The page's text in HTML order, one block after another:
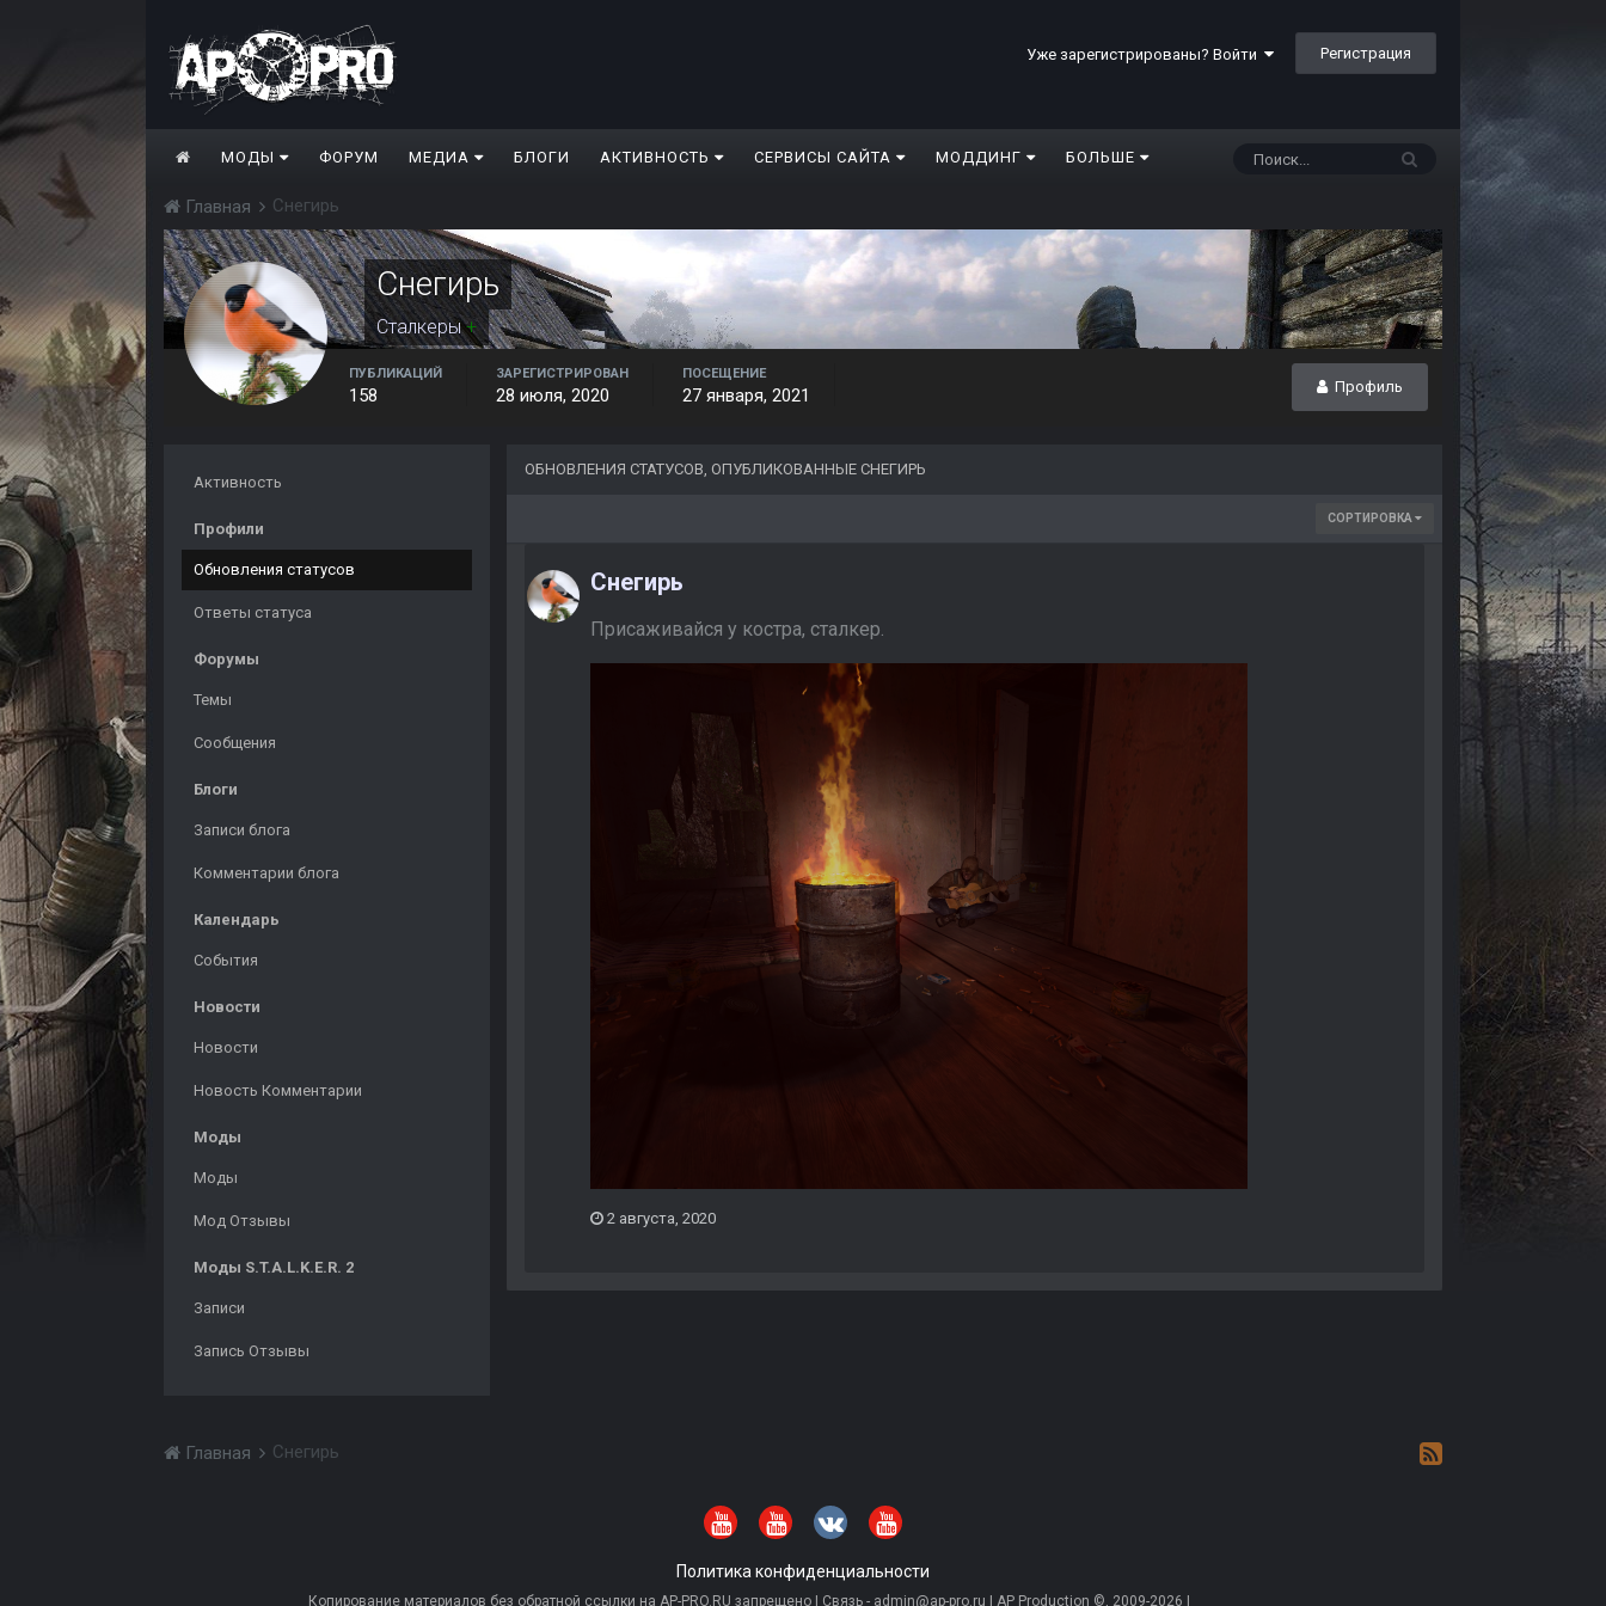
Уже зарегистрированы? Войти Регистрация
МОДЫ ФОРУМ МЕДИА БЛОГИ АКТИВНОСТЬ СЕРВИСЫ САЙТА МОДДИНГ БОЛЬШЕ
Главная Снегирь
Снегирь
Сталкеры+
Профиль
ПУБЛИКАЦИЙ
158
ЗАРЕГИСТРИРОВАН
28 июля, 2020
ПОСЕЩЕНИЕ
27 января, 2021
Активность
Профили
Обновления статусов
Ответы статуса
Форумы
Темы
Сообщения
Блоги
Записи блога
Комментарии блога
Календарь
События
Новости
Новости
Новость Комментарии
Моды
Моды
Мод Отзывы
Моды S.T.A.L.K.E.R. 2
Записи
Запись Отзывы
ОБНОВЛЕНИЯ СТАТУСОВ, ОПУБЛИКОВАННЫЕ СНЕГИРЬ
СОРТИРОВКА
Снегирь
Присаживайся у костра, сталкер.
2 августа, 2020
Главная Снегирь
Политика конфиденциальности
Копирование материалов без обратной ссылки на AP-PRO.RU запрещено | Связь - admin@ap-pro.ru | AP Production ©, 2009-2026 |